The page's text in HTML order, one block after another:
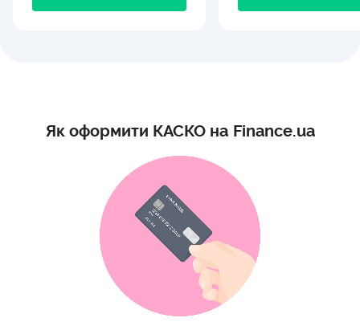
Як оформити КАСКО на Finance.ua